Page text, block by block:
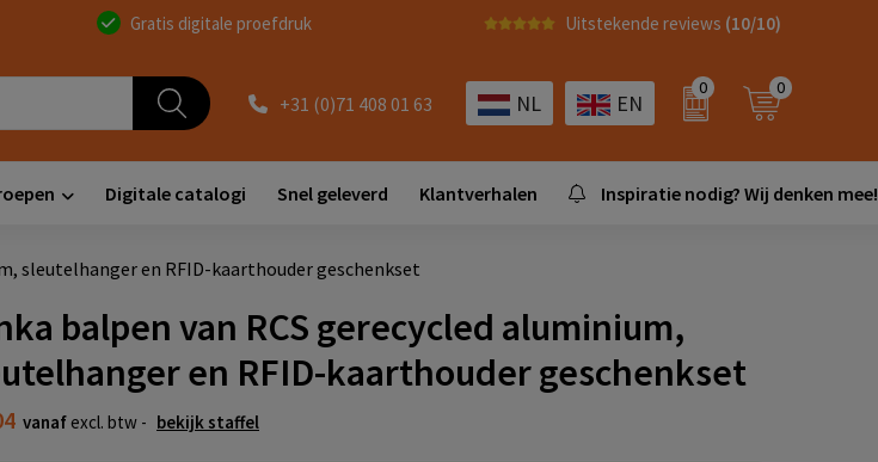
Gratis digitale proefdruk Uitstekende reviews (10/10)
+31 (0)71 408 01 63 NL EN
0 0
Digitale catalogi Snel geleverd Klantverhalen Inspiratie nodig? Wij denken mee!
sleutelhanger en RFID-kaarthouder geschenkset
balpen van RCS gerecycled aluminium,
en RFID-kaarthouder geschenkset
vanaf excl. btw - bekijk staffel